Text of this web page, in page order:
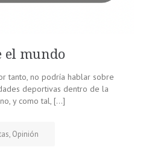
el mundo
tanto, no podría hablar sobre
deportivas dentro de la
y como tal, […]
, Opinión